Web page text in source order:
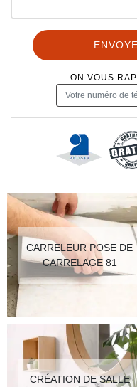
ON VOUS
CARRELEUR POSE DE
CARRELAGE 81
CRÉATION DE SALLE